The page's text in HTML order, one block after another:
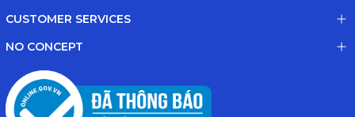
CUSTOMER SERVICES
NO CONCEPT